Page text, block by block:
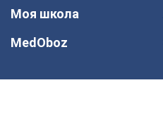
Моя школа
MedOboz